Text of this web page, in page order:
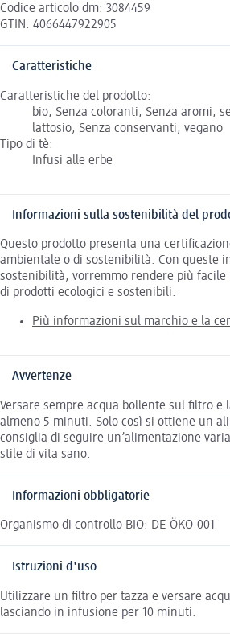
Codice articolo dm: 3084459
GTIN: 4066447922905
Caratteristiche
Caratteristiche del prodotto:
bio, Senza coloranti, Senza aromi,
lattosio, Senza conservanti, vegano
Tipo di tè:
Infusi alle erbe
Informazioni sulla sostenibilità del
Questo prodotto presenta una
ambientale o di sostenibilità. Con queste
sostenibilità, vorremmo rendere più facile
di prodotti ecologici e sostenibili.
Più informazioni sul marchio e la
Avvertenze
Versare sempre acqua bollente sul ﬁltro
almeno 5 minuti. Solo così si ottiene un
consiglia di seguire un’alimentazione
stile di vita sano.
Informazioni obbligatorie
Organismo di controllo BIO: DE-ÖKO-001
Istruzioni d'uso
Utilizzare un ﬁltro per tazza e versare
lasciando in infusione per 10 minuti.